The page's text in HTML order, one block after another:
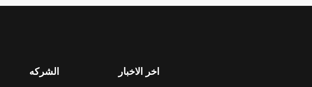
الشركه اخر الاخبار